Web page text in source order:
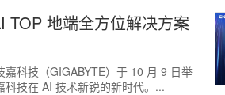
TOP 地端全方位解决方案
科技（GIGABYTE）于 10 月 9 日举
技在 AI 技术新锐的新时代。...